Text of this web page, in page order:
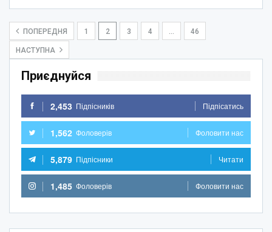
ПОПЕРЕДНЯ 1 2 3 4 46
НАСТУПНА
Приєднуйся
2,453 Підпісників Підпісатись
1,562 Фоловерів Фоловити нас
5,879 Підпісники Читати
1,485 Фоловерів Фоловити нас